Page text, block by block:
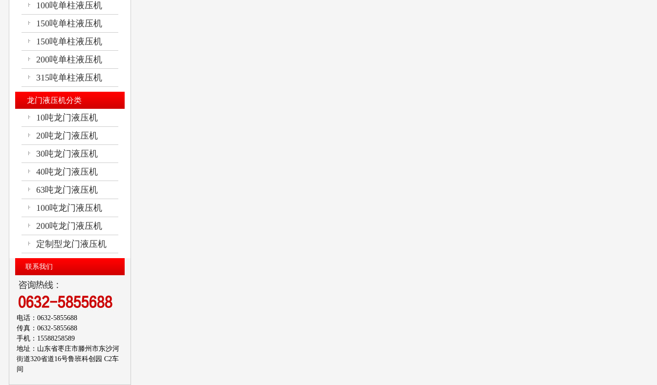
100吨单柱液压机
150吨单柱液压机
150吨单柱液压机
200吨单柱液压机
315吨单柱液压机
龙门液压机分类
10吨龙门液压机
20吨龙门液压机
30吨龙门液压机
40吨龙门液压机
63吨龙门液压机
100吨龙门液压机
200吨龙门液压机
定制型龙门液压机
联系我们
电话：0632-5855688
传真：0632-5855688
手机：15588258589
地址：山东省枣庄市滕州市东沙河
街道320省道16号鲁班科创园 C2车
间